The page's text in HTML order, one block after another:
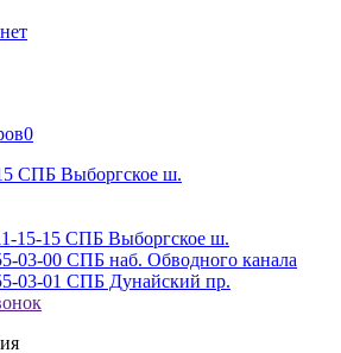
0
СПБ Выборгское ш.
15-15 СПБ Выборгское ш.
03-00 СПБ наб. Обводного канала
03-01 СПБ Дунайский пр.